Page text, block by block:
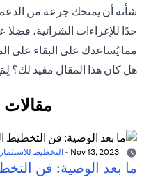
شأنه أن يمنحك جرعة من
حدًا للإغراءات الشرائية،
مما يُساعدك على البقاء على
هل كان هذا المقال مفيد لك؟
- التخطيط للاستثمار
ما بعد الوصية: فن